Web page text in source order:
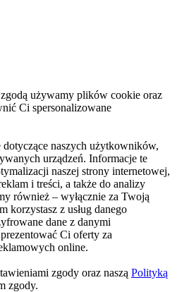
używamy plików cookie oraz
Ci spersonalizowane
naszych użytkowników,
urządzeń. Informacje te
naszej strony internetowej,
i treści, a także do analizy
również – wyłącznie za Twoją
korzystasz z usług danego
dane z danymi
Ci oferty za
online.
zgody oraz naszą Polityką
zgody.